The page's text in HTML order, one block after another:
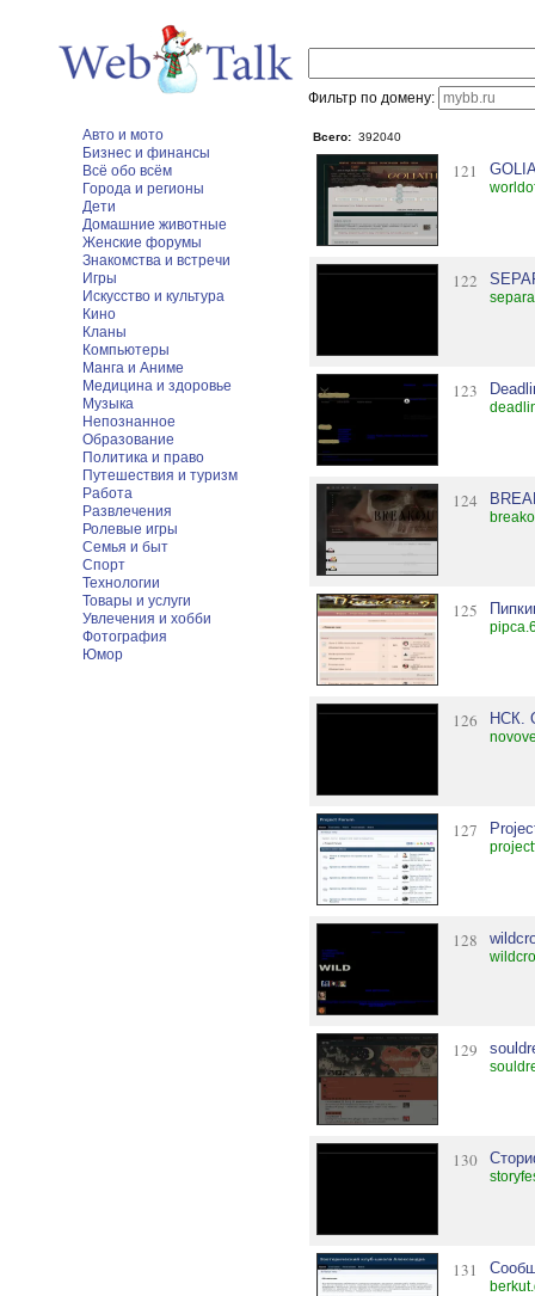
Фильтр по домену:
Авто и мото
Бизнес и финансы
Всё обо всём
Города и регионы
Дети
Домашние животные
Женские форумы
Знакомства и встречи
Игры
Искусство и культура
Кино
Кланы
Компьютеры
Манга и Аниме
Медицина и здоровье
Музыка
Непознанное
Образование
Политика и право
Путешествия и туризм
Работа
Развлечения
Ролевые игры
Семья и быт
Спорт
Технологии
Товары и услуги
Увлечения и хобби
Фотография
Юмор
Всего: 392040
121
122
123
124
125
126 НСК.
127
128
129
130
131